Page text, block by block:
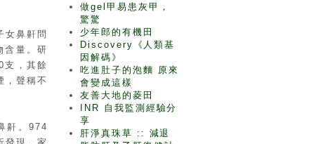
鼻鼾問
含量。研
支，其餘
，聲稱不
鼾。974
做gel甲易患灰甲，
驚驚
少年郎的有機田
Discovery《人類基
因解碼》
吃進肚子的泡麵 原來
會變成這樣
友善大地的菱田
INR 自我監測經驗分
享
肝淨真珠草 :: 減退